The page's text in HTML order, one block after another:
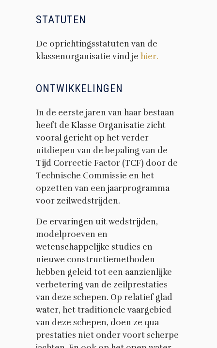
STATUTEN
De oprichtingsstatuten van de
klassenorganisatie vind je hier.
ONTWIKKELINGEN
In de eerste jaren van haar bestaan
heeft de Klasse Organisatie zicht
vooral gericht op het verder
uitdiepen van de bepaling van de
Tijd Correctie Factor (TCF) door de
Technische Commissie en het
opzetten van een jaarprogramma
voor zeilwedstrijden.
De ervaringen uit wedstrijden,
modelproeven en
wetenschappelijke studies en
nieuwe constructiemethoden
hebben geleid tot een aanzienlijke
verbetering van de zeilprestaties
van deze schepen. Op relatief glad
water, het traditionele vaargebied
van deze schepen, doen ze qua
prestaties niet onder voort scherpe